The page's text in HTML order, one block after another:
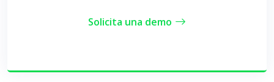
Solicita una demo